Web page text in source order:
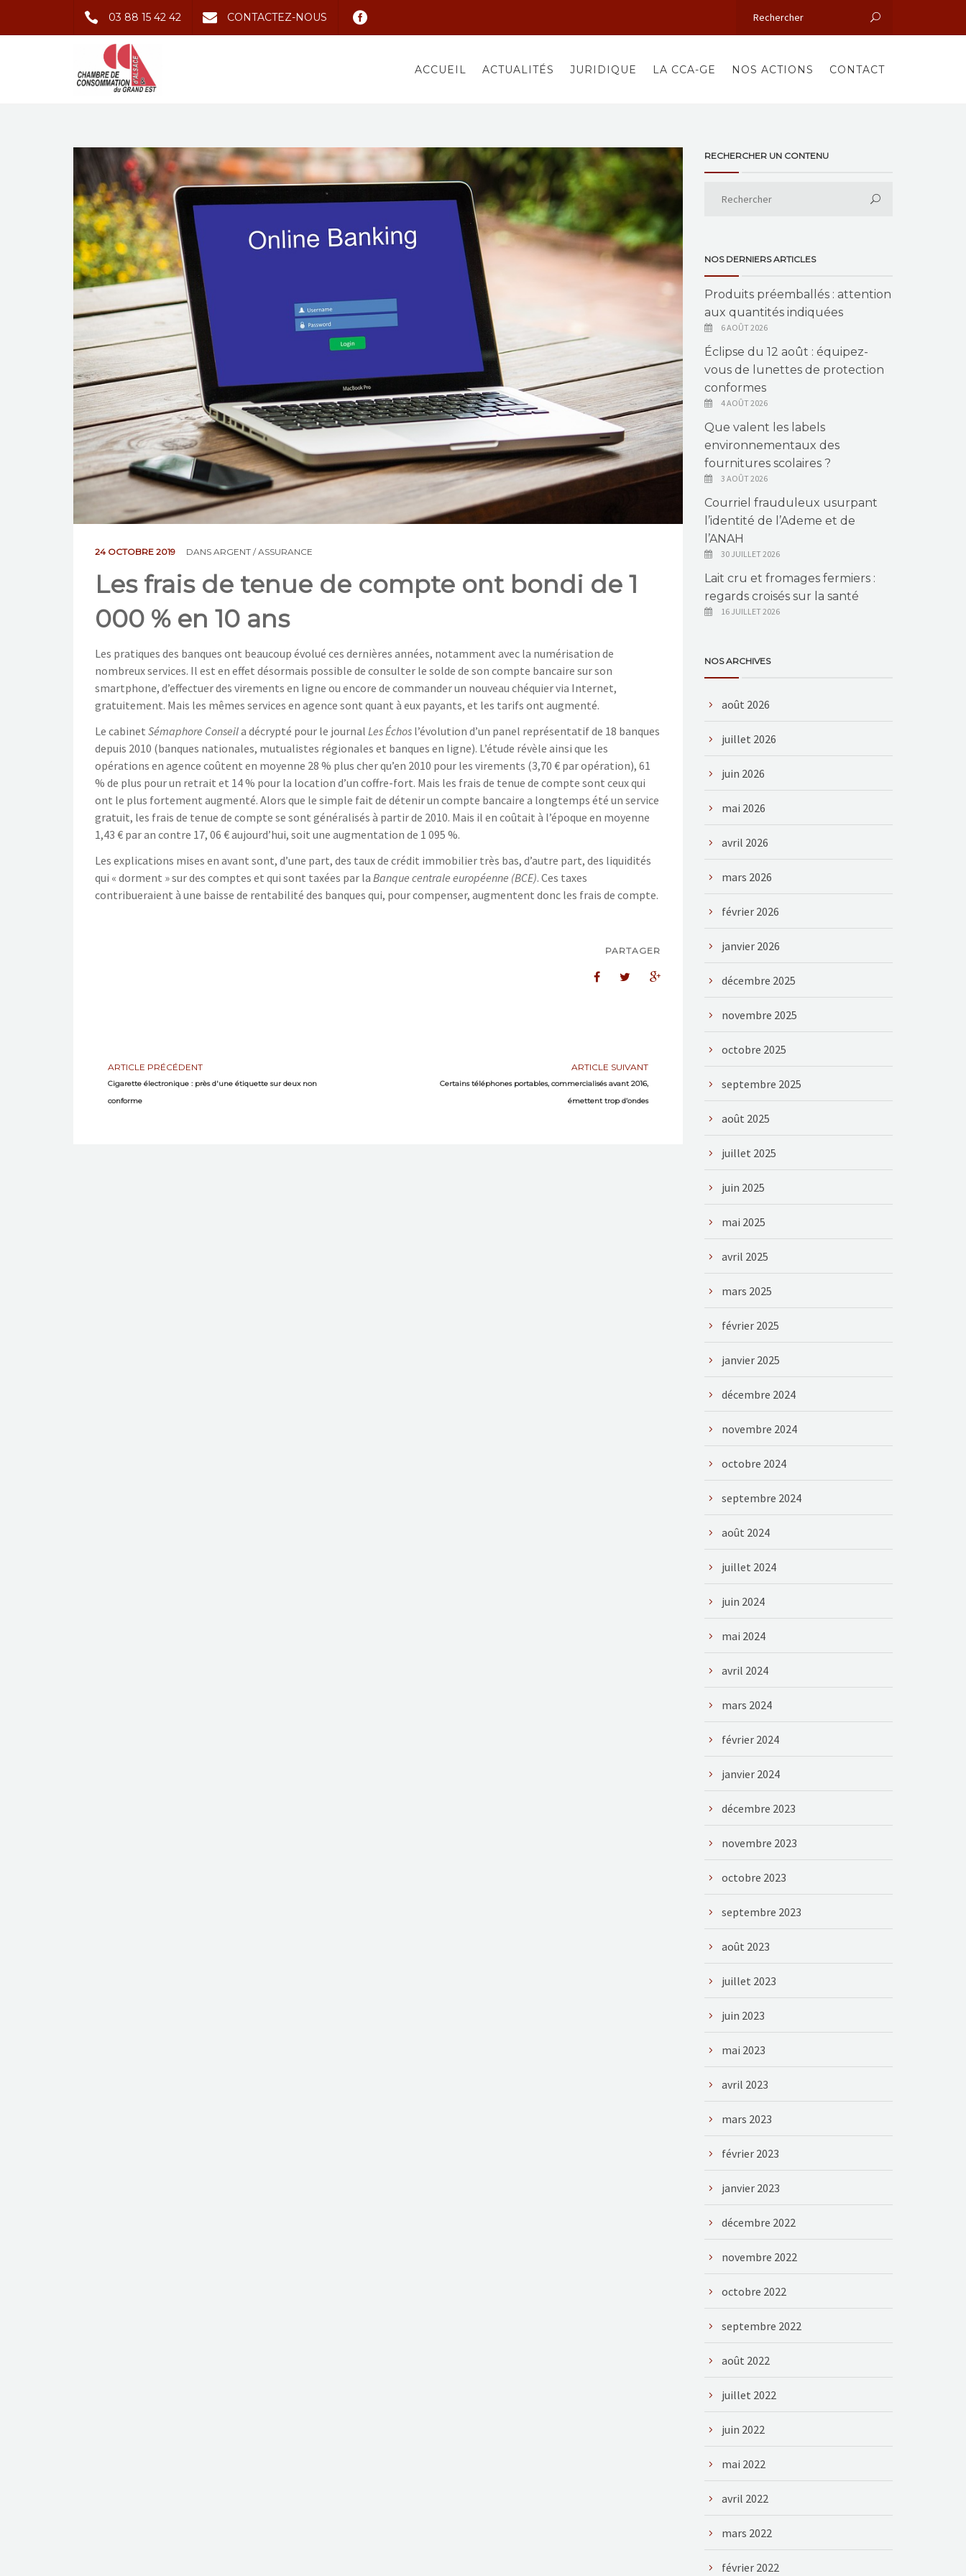
03 88 15 42 42 CONTACTEZ-NOUS
ACCUEIL ACTUALITÉS JURIDIQUE LA CCA-GE NOS ACTIONS CONTACT
24 OCTOBRE 2019 DANS ARGENT / ASSURANCE
Les frais de tenue de compte ont bondi de 1
000 % en 10 ans
Les pratiques des banques ont beaucoup évolué ces dernières années, notamment avec la numérisation de
nombreux services. Il est en effet désormais possible de consulter le solde de son compte bancaire sur son
smartphone, d’effectuer des virements en ligne ou encore de commander un nouveau chéquier via Internet,
gratuitement. Mais les mêmes services en agence sont quant à eux payants, et les tarifs ont augmenté.
Le cabinet Sémaphore Conseila décrypté pour le journal Les Échos l’évolution d’un panel représentatif de 18 banques
depuis 2010 (banques nationales, mutualistes régionales et banques en ligne). L’étude révèle ainsi que les
opérations en agence coûtent en moyenne 28 % plus cher qu’en 2010 pour les virements (3,70 € par opération), 61
% de plus pour un retrait et 14 % pour la location d’un coffre-fort. Mais les frais de tenue de compte sont ceux qui
ont le plus fortement augmenté. Alors que le simple fait de détenir un compte bancaire a longtemps été un service
gratuit, les frais de tenue de compte se sont généralisés à partir de 2010. Mais il en coûtait à l’époque en moyenne
1,43 € par an contre 17, 06 € aujourd’hui, soit une augmentation de 1 095 %.
Les explications mises en avant sont, d’une part, des taux de crédit immobilier très bas, d’autre part, des liquidités
qui « dorment » sur des comptes et qui sont taxées par la Banque centrale européenne (BCE). Ces taxes
contribueraient à une baisse de rentabilité des banques qui, pour compenser, augmentent donc les frais de compte.
PARTAGER
ARTICLE PRÉCÉDENT
Cigarette électronique : près d'une étiquette sur deux non
conforme
ARTICLE SUIVANT
Certains téléphones portables, commercialisés avant 2016,
émettent trop d’ondes
RECHERCHER UN CONTENU
NOS DERNIERS ARTICLES
Produits préemballés : attention
aux quantités indiquées
6 AOÛT 2026
Éclipse du 12 août : équipez-
vous de lunettes de protection
conformes
4 AOÛT 2026
Que valent les labels
environnementaux des
fournitures scolaires ?
3 AOÛT 2026
Courriel frauduleux usurpant
l’identité de l’Ademe et de
l’ANAH
30 JUILLET 2026
Lait cru et fromages fermiers :
regards croisés sur la santé
16 JUILLET 2026
NOS ARCHIVES
août 2026
juillet 2026
juin 2026
mai 2026
avril 2026
mars 2026
février 2026
janvier 2026
décembre 2025
novembre 2025
octobre 2025
septembre 2025
août 2025
juillet 2025
juin 2025
mai 2025
avril 2025
mars 2025
février 2025
janvier 2025
décembre 2024
novembre 2024
octobre 2024
septembre 2024
août 2024
juillet 2024
juin 2024
mai 2024
avril 2024
mars 2024
février 2024
janvier 2024
décembre 2023
novembre 2023
octobre 2023
septembre 2023
août 2023
juillet 2023
juin 2023
mai 2023
avril 2023
mars 2023
février 2023
janvier 2023
décembre 2022
novembre 2022
octobre 2022
septembre 2022
août 2022
juillet 2022
juin 2022
mai 2022
avril 2022
mars 2022
février 2022